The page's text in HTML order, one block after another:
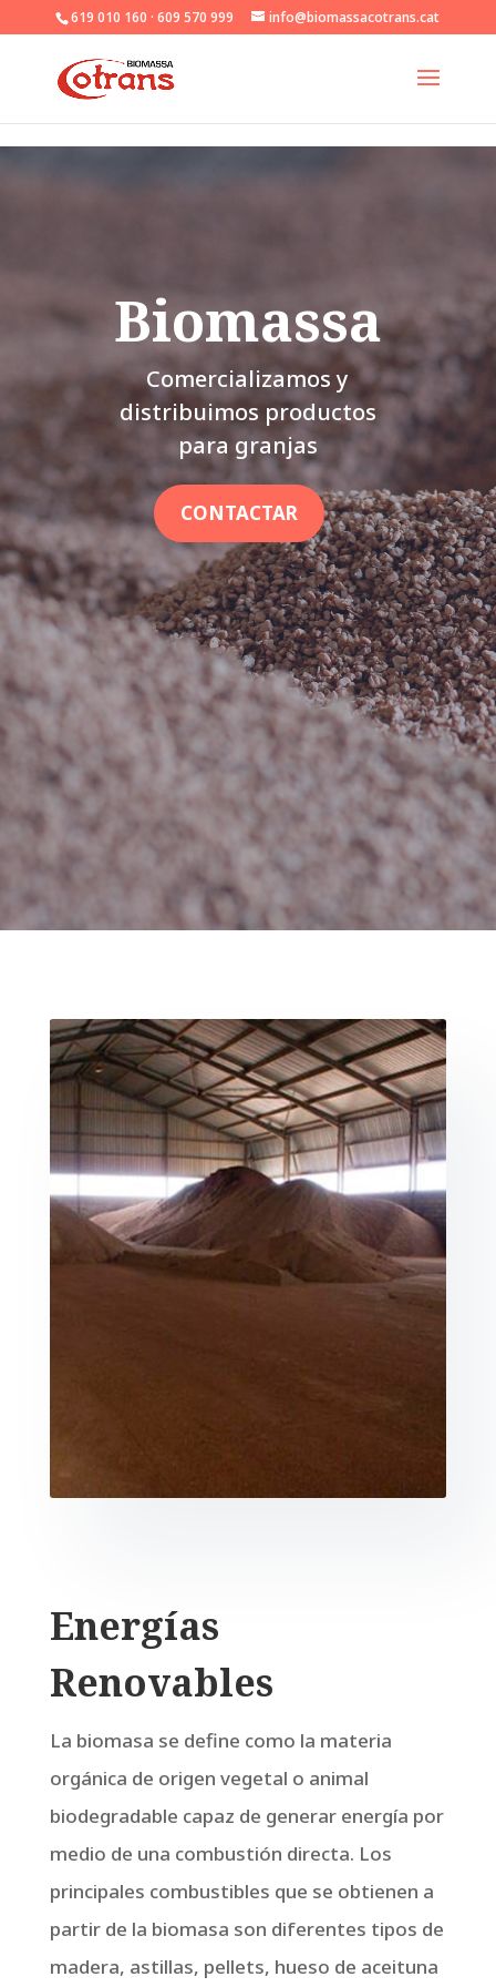
Skip to content619 010 160 · 609 570 999 info@biomassacotrans.cat
Biomassa
Comercializamos y
distribuimos productos
para granjas
CONTACTAR
Energías
Renovables
La biomasa se define como la materia
orgánica de origen vegetal o animal
biodegradable capaz de generar energía por
medio de una combustión directa. Los
principales combustibles que se obtienen a
partir de la biomasa son diferentes tipos de
madera, astillas, pellets, hueso de aceituna